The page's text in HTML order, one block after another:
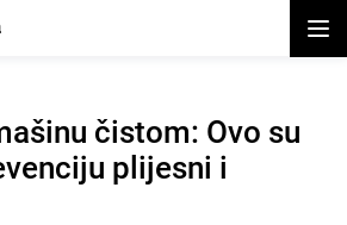
čistom: Ovo su
plijesni i